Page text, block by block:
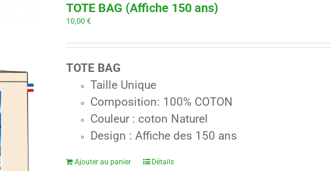
TOTE BAG (Affiche 150 ans)
10,00€
TOTE BAG
Taille Unique
Composition: 100% COTON
Couleur : coton Naturel
Design : Affiche des 150 ans
Ajouter au panier Détails